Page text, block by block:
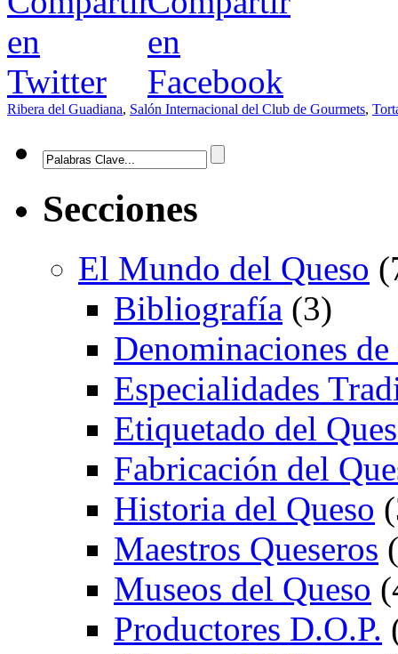
Ribera del Guadiana, Salón Internacional del Club de Gourmets,
Secciones
El Mundo del Queso
Bibliografía (3)
Denominaciones
Especialidades
Etiquetado del
Fabricación del
Historia del Queso
Maestros Queseros
Museos del Queso
Productores D.O.P.